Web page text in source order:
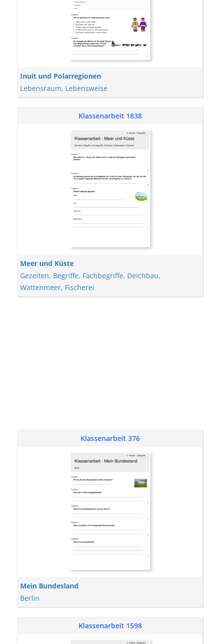
Inuit und Polarregionen
Lebensraum, Lebensweise
Klassenarbeit 1838
Meer und Küste
Gezeiten, Begriffe, Fachbegriffe, Deichbau,
Wattenmeer, Fischerei
Klassenarbeit 376
Mein Bundesland
Berlin
Klassenarbeit 1598